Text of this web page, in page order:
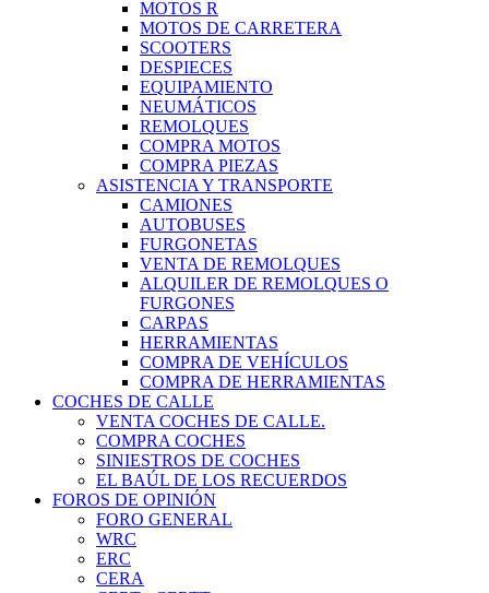
MOTOS R
MOTOS DE CARRETERA
SCOOTERS
DESPIECES
EQUIPAMIENTO
NEUMÁTICOS
REMOLQUES
COMPRA MOTOS
COMPRA PIEZAS
ASISTENCIA Y TRANSPORTE
CAMIONES
AUTOBUSES
FURGONETAS
VENTA DE REMOLQUES
ALQUILER DE REMOLQUES O
FURGONES
CARPAS
HERRAMIENTAS
COMPRA DE VEHÍCULOS
COMPRA DE HERRAMIENTAS
COCHES DE CALLE
VENTA COCHES DE CALLE.
COMPRA COCHES
SINIESTROS DE COCHES
EL BAÚL DE LOS RECUERDOS
FOROS DE OPINIÓN
FORO GENERAL
WRC
ERC
CERA